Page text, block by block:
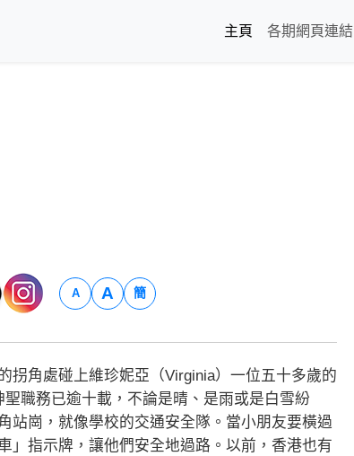
主頁
各期網頁連結
A A 簡
角處碰上維珍妮亞（Virginia）一位五十多歲的
職務已逾十載，不論是晴、是雨或是白雪紛
站崗，就像學校的交通安全隊。當小朋友要橫過
」指示牌，讓他們安全地過路。以前，香港也有